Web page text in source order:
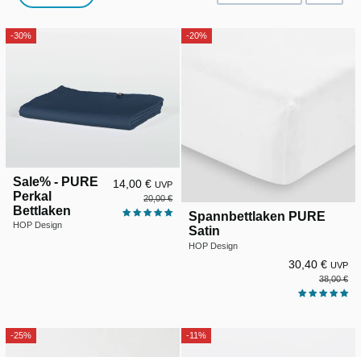
-30%
Sale% - PURE
Perkal
Bettlaken
HOP Design
14,00 €UVP
20,00 €
-20%
Spannbettlaken PURE
Satin
HOP Design
30,40 € UVP
38,00 €
-25% -11%